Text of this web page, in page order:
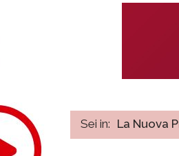
Sei in: La Nuova